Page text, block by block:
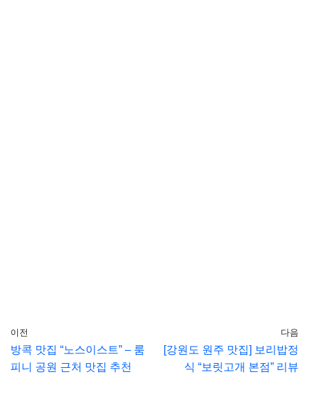
이전
방콕 맛집 “노스이스트” – 룸
피니 공원 근처 맛집 추천
다음
[강원도 원주 맛집] 보리밥정
식 “보릿고개 본점” 리뷰